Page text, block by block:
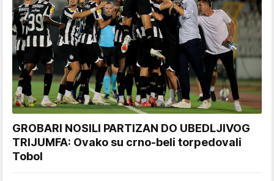
GROBARI NOSILI PARTIZAN DO UBEDLJIVOG
TRIJUMFA: Ovako su crno-beli torpedovali
Tobol